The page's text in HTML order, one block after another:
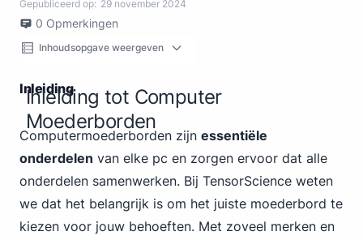
Gepubliceerd op: 29 november 2024
0 Opmerkingen
Inhoudsopgave weergeven
Inleiding
Inleiding tot Computer
Moederborden
Computermoederborden zijn essentiële
onderdelen van elke pc en zorgen ervoor dat alle
onderdelen samenwerken. Bij TensorScience weten
we dat het belangrijk is om het juiste moederbord te
kiezen voor jouw behoeften. Met zoveel merken en